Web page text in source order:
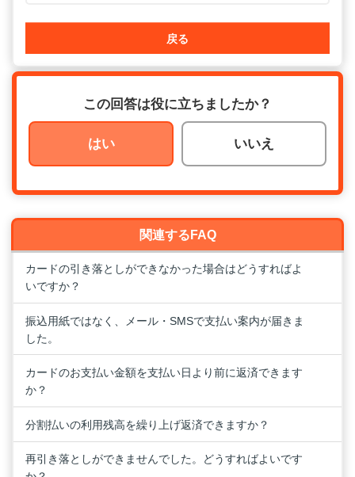
戻る
この回答は役に立ちましたか？
はい いいえ
関連するFAQ
カードの引き落としができなかった場合はどうすればよ
いですか？
振込用紙ではなく、メール・SMSで支払い案内が届きま
した。
カードのお支払い金額を支払い日より前に返済できます
か？
分割払いの利用残高を繰り上げ返済できますか？
再引き落としができませんでした。どうすればよいです